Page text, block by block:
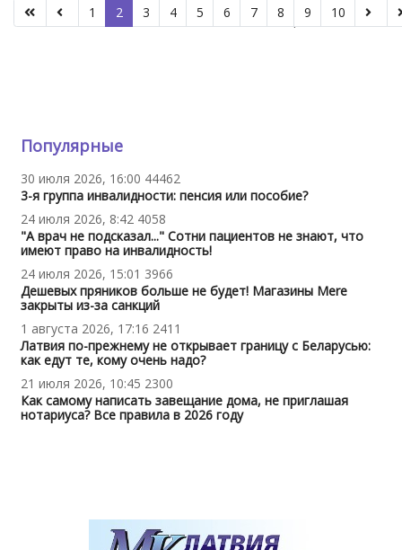
Страница 2 из 34
1 2 3 4 5 6 7 8 9 10
Популярные
30 июля 2026, 16:00 44462
3-я группа инвалидности: пенсия или пособие?
24 июля 2026, 8:42 4058
"А врач не подсказал..." Сотни пациентов не знают, что
имеют право на инвалидность!
24 июля 2026, 15:01 3966
Дешевых пряников больше не будет! Магазины Mere
закрыты из-за санкций
1 августа 2026, 17:16 2411
Латвия по-прежнему не открывает границу с Беларусью:
как едут те, кому очень надо?
21 июля 2026, 10:45 2300
Как самому написать завещание дома, не приглашая
нотариуса? Все правила в 2026 году